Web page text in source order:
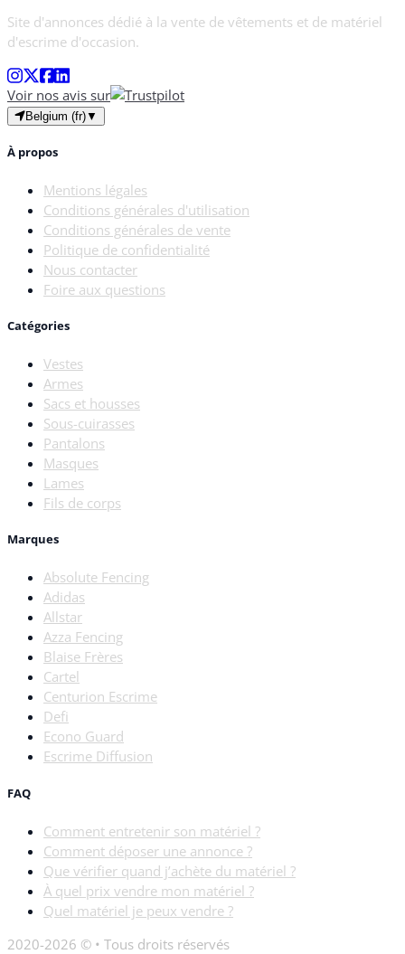
Site d'annonces dédié à la vente de vêtements et de matériel
d'escrime d'occasion.
Voir nos avis sur
Belgium (fr)▼
À propos
Mentions légales
Conditions générales d'utilisation
Conditions générales de vente
Politique de confidentialité
Nous contacter
Foire aux questions
Catégories
Vestes
Armes
Sacs et housses
Sous-cuirasses
Pantalons
Masques
Lames
Fils de corps
Marques
Absolute Fencing
Adidas
Allstar
Azza Fencing
Blaise Frères
Cartel
Centurion Escrime
Defi
Econo Guard
Escrime Diffusion
FAQ
Comment entretenir son matériel ?
Comment déposer une annonce ?
Que vérifier quand j’achète du matériel ?
À quel prix vendre mon matériel ?
Quel matériel je peux vendre ?
2020-2026 © • Tous droits réservés